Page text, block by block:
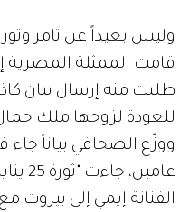
وليس بعيداً عن تامر
قامت الممثلة المصرية
طلبت منه إرسال بيان
للعودة لزوجها ملك
ووزّع الصحافي بياناً
الفنانة إيمي إلى بيروت